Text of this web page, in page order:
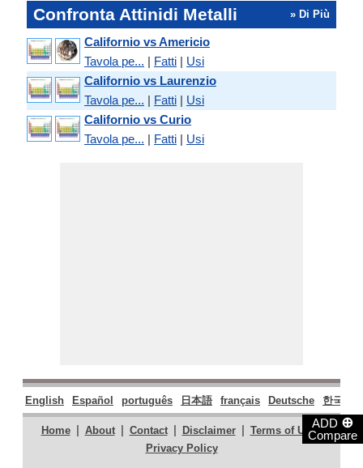
ADD ⊕
Compare
Confronta Attinidi Metalli » Di Più
Californio vs Americio
Tavola pe... | Fatti | Usi
Californio vs Laurenzio
Tavola pe... | Fatti | Usi
Californio vs Curio
Tavola pe... | Fatti | Usi
English Español português 日本語 français Deutsche 한국어
Home | About | Contact | Disclaimer | Terms of Use |
Privacy Policy